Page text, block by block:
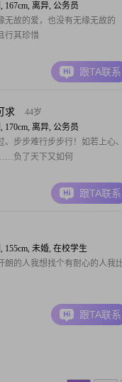
167cm, 离异, 公务员
无故的爱，也没有无缘无故的
行其珍惜
跟TA联系
求
44岁
170cm, 离异, 公务员
、步步难行步步行！如若上心
负了天下又如何
跟TA联系
155cm, 未婚, 在校学生
朗的人我想找个有耐心的人我
跟TA联系